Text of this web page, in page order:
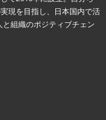
現を目指し、日本国内で活
組織のポジティブチェン